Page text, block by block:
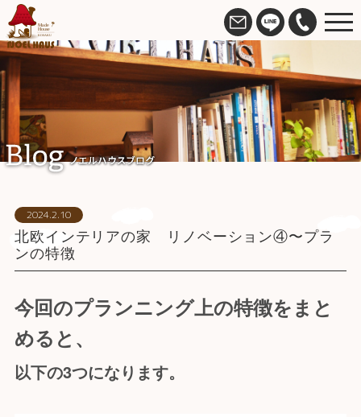
2024.2.10
北欧インテリアの家 リノベーション④〜プラ
ンの特徴
今回のプランニング上の特徴をまと
めると、
以下の3つになります。